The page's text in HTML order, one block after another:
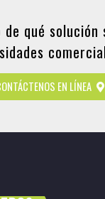
qué solución
EN LÍNEA